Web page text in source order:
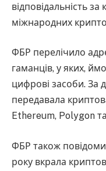
відповідальність за
міжнародних
ФБР перелічило
гаманців, у яких,
цифрові засоби. За
передавала
Ethereum, Polygon
ФБР також
року вкрала